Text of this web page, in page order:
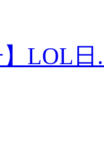
】LOL日